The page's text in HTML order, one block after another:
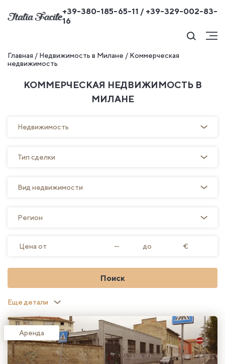
+39-380-185-65-11 / +39-329-002-83-
16
Главная / Недвижимость в Милане / Коммерческая
недвижимость
КОММЕРЧЕСКАЯ НЕДВИЖИМОСТЬ В
МИЛАНЕ
Недвижимость
Тип сделки
Вид недвижимости
Регион
Цена от — до €
Поиск
Еще детали
Аренда